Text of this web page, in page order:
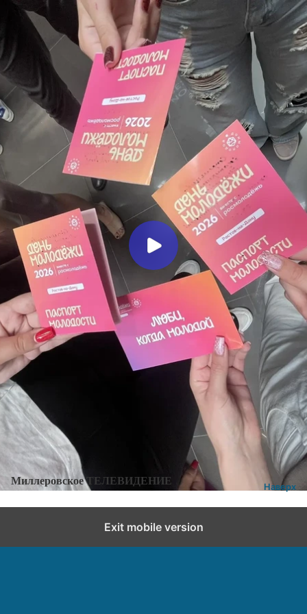
Миллеровское ТЕЛЕВИДЕНИЕ
День молодёжи в столице Дона
Миллеровское ТВ 1 месяц назад
Категории: Новости города и района
Добавить комментарий
Миллеровское ТЕЛЕВИДЕНИЕ Наверх
Exit mobile version